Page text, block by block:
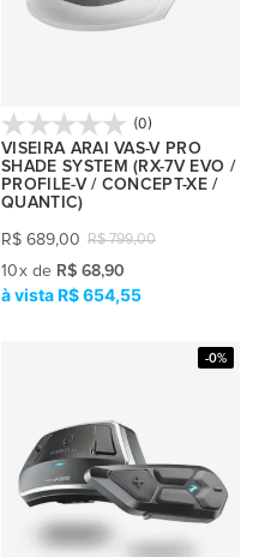
(0)
VISEIRA ARAI VAS-V PRO
SHADE SYSTEM (RX-7V EVO /
PROFILE-V / CONCEPT-XE /
QUANTIC)
R$ 799,00
R$ 689,00
10x de R$ 68,90
R$ 654,55
-0%